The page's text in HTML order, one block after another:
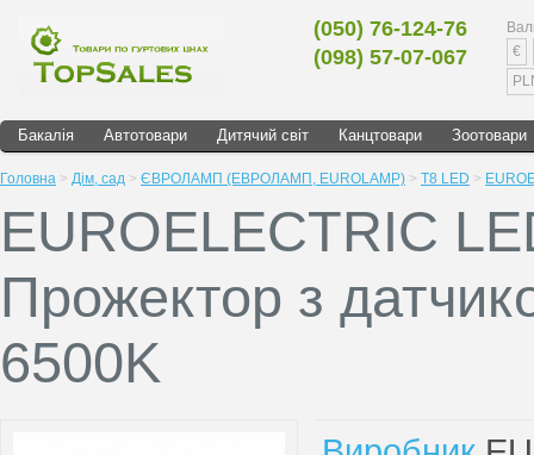
(050) 76-124-76
(098) 57-07-067
€
Бакалія Автотовари Дитячий світ Канцтовари Зоотовари
Головна > Дім, сад > ЄВРОЛАМП (ЕВРОЛАМП, EUROLAMP) > T8 LED >
EUROELECTRIC
Прожектор з
6500K